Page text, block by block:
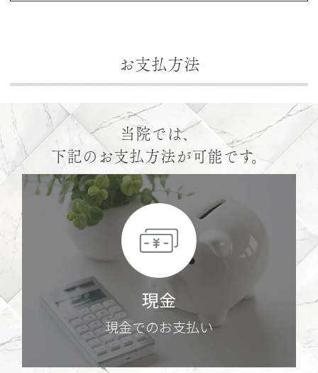
お支払方法
当院では、
下記のお支払方法が可能です。
現金
現金でのお支払い